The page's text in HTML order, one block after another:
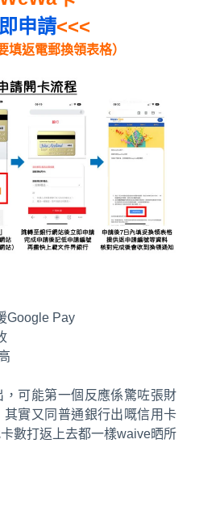
申請<<<
填返電郵換領表格）
Google Pay
可能第一個反應係驚咗張財
實又同普通銀行出嘅信用卡
數打返上去都一樣waive晒所